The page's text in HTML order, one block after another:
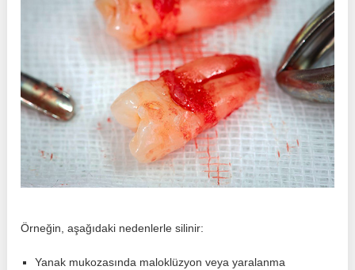
Örneğin, aşağıdaki nedenlerle silinir:
Yanak mukozasında maloklüzyon veya yaralanma